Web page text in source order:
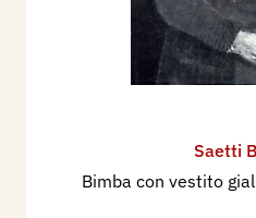
Saetti
Bimba con vestito